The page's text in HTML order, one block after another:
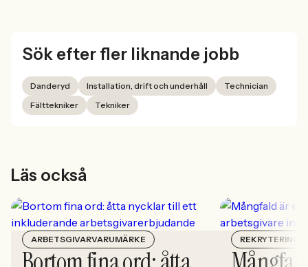
Sök efter fler liknande jobb
Danderyd Installation, drift och underhåll
Technician
Fälttekniker
Tekniker
Läs också
ARBETSGIVARVARUMÄRKE REKRYTERING